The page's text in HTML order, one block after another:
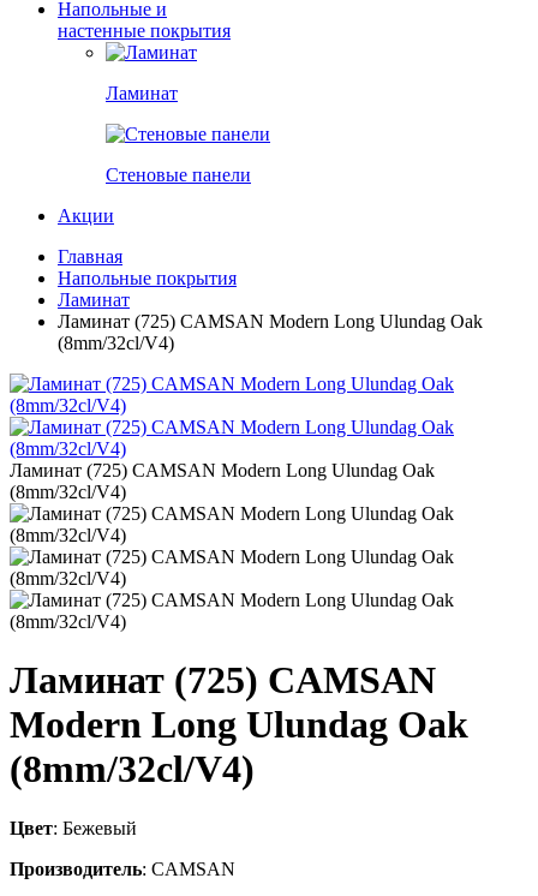
Напольные и
настенные покрытия
Ламинат
Стеновые панели
Акции
Главная
Напольные покрытия
Ламинат
Ламинат (725) CAMSAN Modern Long Ulundag Oak
(8mm/32cl/V4)
Ламинат (725) CAMSAN Modern Long Ulundag Oak
(8mm/32cl/V4)
Ламинат (725) CAMSAN
Modern Long Ulundag Oak
(8mm/32cl/V4)
Цвет: Бежевый
Производитель: CAMSAN